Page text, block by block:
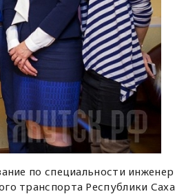
по специальности инженер
транспорта Республики Саха